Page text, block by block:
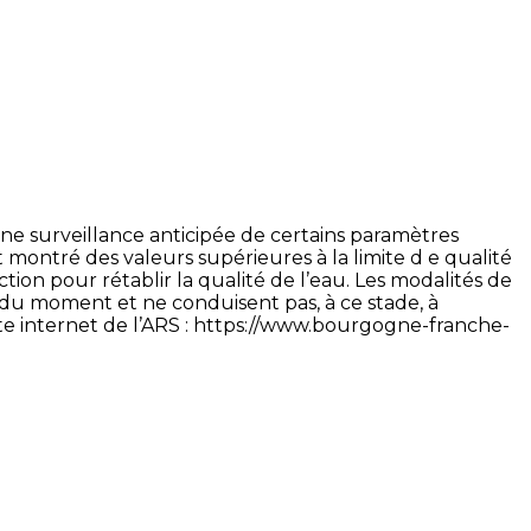
surveillance anticipée de certains paramètres
montré des valeurs supérieures à la limite d e qualité
pour rétablir la qualité de l’eau. Les modalités de
moment et ne conduisent pas, à ce stade, à
internet de l’ARS : https://www.bourgogne-franche-